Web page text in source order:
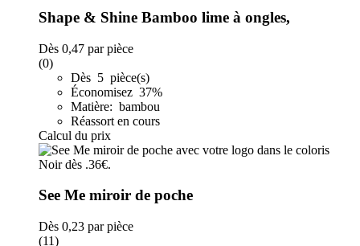
Shape & Shine Bamboo lime à ongles,
Dès 0,47 par pièce
(0)
Dès 5 pièce(s)
Économisez 37%
Matière: bambou
Réassort en cours
Calcul du prix
See Me miroir de poche
Dès 0,23 par pièce
(11)